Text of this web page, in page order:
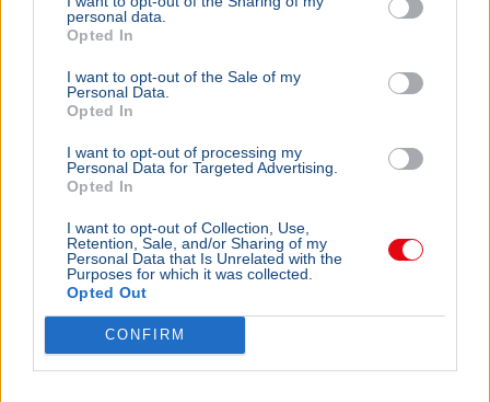
personal data.
Opted In
I want to opt-out of the Sale of my
Personal Data.
Opted In
I want to opt-out of processing my
Personal Data for Targeted Advertising.
Opted In
I want to opt-out of Collection, Use,
Retention, Sale, and/or Sharing of my
Personal Data that Is Unrelated with the
Purposes for which it was collected.
Opted Out
CONFIRM
2026-ban
GAZDASÁG 2026. augusztus 4.
Harminc év után tényleg búcsúzhat
Magyarországtól a Tesco